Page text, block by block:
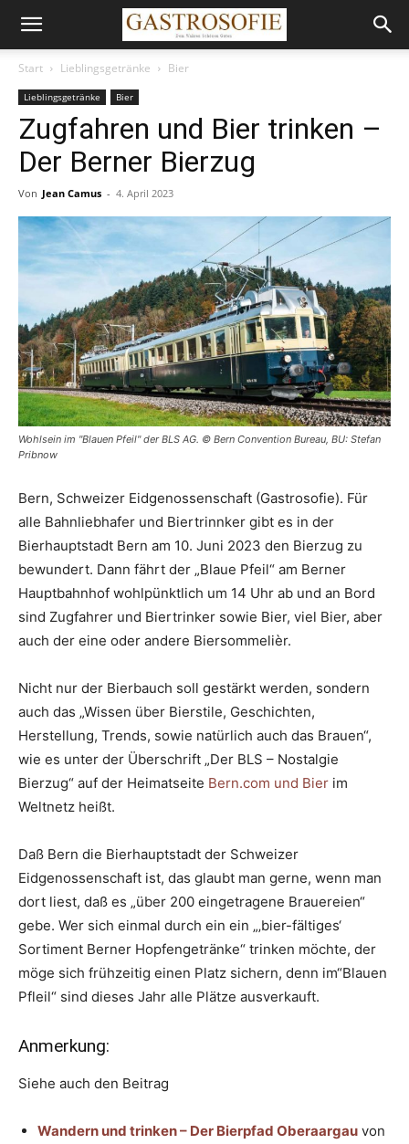
Start Lieblingsgetränke Bier
Lieblingsgetränke Bier
Zugfahren und Bier trinken –
Der Berner Bierzug
Von Jean Camus - 4. April 2023
Wohlsein im "Blauen Pfeil" der BLS AG. © Bern Convention Bureau, BU: Stefan
Pribnow
Bern, Schweizer Eidgenossenschaft (Gastrosofie). Für
alle Bahnliebhafer und Biertrinnker gibt es in der
Bierhauptstadt Bern am 10. Juni 2023 den Bierzug zu
bewundert. Dann fährt der „Blaue Pfeil“ am Berner
Hauptbahnhof wohlpünktlich um 14 Uhr ab und an Bord
sind Zugfahrer und Biertrinker sowie Bier, viel Bier, aber
auch der eine oder andere Biersommelièr.
Nicht nur der Bierbauch soll gestärkt werden, sondern
auch das „Wissen über Bierstile, Geschichten,
Herstellung, Trends, sowie natürlich auch das Brauen“,
wie es unter der Überschrift „Der BLS – Nostalgie
Bierzug“ auf der Heimatseite Bern.com und Bier im
Weltnetz heißt.
Daß Bern die Bierhauptstadt der Schweizer
Eidgenossenschaft ist, das glaubt man gerne, wenn man
dort liest, daß es „über 200 eingetragene Brauereien“
gebe. Wer sich einmal durch ein ein „‚bier-fältiges‘
Sortiment Berner Hopfengetränke“ trinken möchte, der
möge sich frühzeitig einen Platz sichern, denn im“Blauen
Pfleil“ sind dieses Jahr alle Plätze ausverkauft.
Anmerkung:
Siehe auch den Beitrag
Wandern und trinken – Der Bierpfad Oberaargau von